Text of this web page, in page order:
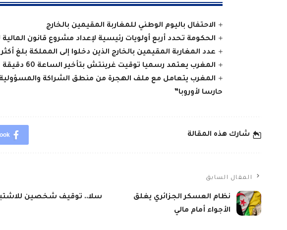
الاحتفال باليوم الوطني للمغاربة المقيمين بالخارج
الحكومة تحدد أربع أولويات رئيسية لإعداد مشروع قانون المالية
عدد المغاربة المقيمين بالخارج الذين دخلوا إلى المملكة بلغ أكثر من 2,74
المغرب يعتمد رسميا توقيت غرينتش بتأخير الساعة 60 دقيقة
المغرب يتعامل مع ملف الهجرة من منطق الشراكة
حارسا لأوروبا”
شارك هذه المقالة
المقال السابق
نظام العسكر الجزائري يغلق
الأجواء أمام مالي
سلا.. توقيف شخصين